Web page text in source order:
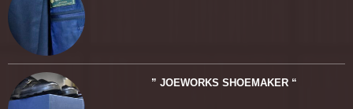
” JOEWORKS SHOEMAKER “